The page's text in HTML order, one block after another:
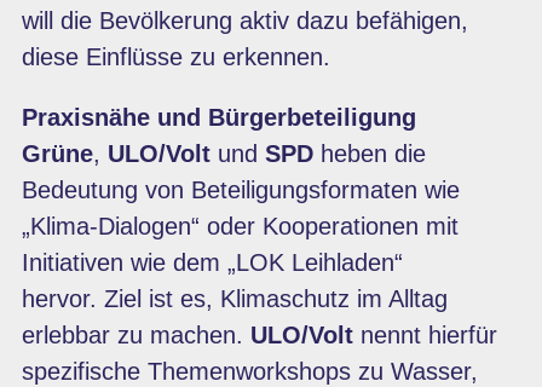
will die Bevölkerung aktiv dazu befähigen,
diese Einflüsse zu erkennen.
Praxisnähe und Bürgerbeteiligung
Grüne, ULO/Volt und SPD heben die
Bedeutung von Beteiligungsformaten wie
„Klima-Dialogen“ oder Kooperationen mit
Initiativen wie dem „LOK Leihladen“
hervor. Ziel ist es, Klimaschutz im Alltag
erlebbar zu machen. ULO/Volt nennt hierfür
spezifische Themenworkshops zu Wasser,